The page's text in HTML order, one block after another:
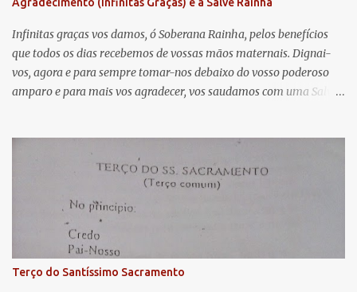
t
á
r
i
o
Infinitas graças vos damos, ó Soberana Rainha, pelos benefícios
que todos os dias recebemos de vossas mãos maternais. Dignai-
vos, agora e para sempre tomar-nos debaixo do vosso poderoso
amparo e para mais vos agradecer, vos saudamos com uma Salve
lágrimas. Eia, pois, Advogada nossa, estes vossos olhos
misericordiosos a nós volvei, e depois deste desterro, mostrai-nos
Jesus. Bendito é o fruto do vosso ventre, ó clemente, ó piedosa, ó
doce e sempre Virgem Maria. Rogai por nós Santa Mãe de Deus.
Para que sejamos dignos das promessas de Cristo. Amém.
Terço do Santíssimo Sacramento